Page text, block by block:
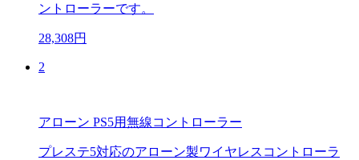
ントローラーです。
28,308円
2
アローン PS5用無線コントローラー
プレステ5対応のアローン製ワイヤレスコントローラ